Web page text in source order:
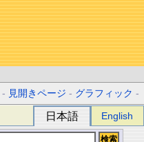
- 見開きページ - グラフィック -
日本語 English